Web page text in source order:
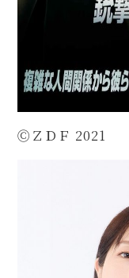
ⒸＺＤＦ 2021